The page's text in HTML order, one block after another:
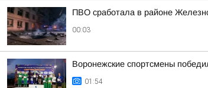
ПВО сработала в районе
00:03
Воронежские спортсмены
01:54